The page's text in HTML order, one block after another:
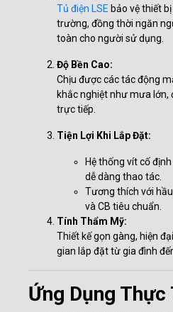
Tủ điện LSE bảo vệ thiết
trường, đồng thời ngăn
toàn cho người sử dụng.
Độ Bền Cao:
Chịu được các tác động
khắc nghiệt như mưa lớn,
trực tiếp.
Tiện Lợi Khi Lắp Đặt:
Hệ thống vít cố
dễ dàng thao tác.
Tương thích với
và CB tiêu chuẩn.
Tính Thẩm Mỹ:
Thiết kế gọn gàng, hiện
gian lắp đặt từ gia đình
Ứng Dụng Thực